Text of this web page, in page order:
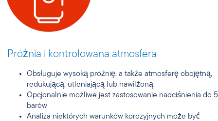
Próżnia i kontrolowana atmosfera
Obsługuje wysoką próżnię, a także atmosferę obojętną,
redukującą, utleniającą lub nawilżoną.
Opcjonalnie możliwe jest zastosowanie nadciśnienia do 5
barów
Analiza niektórych warunków korozyjnych może być